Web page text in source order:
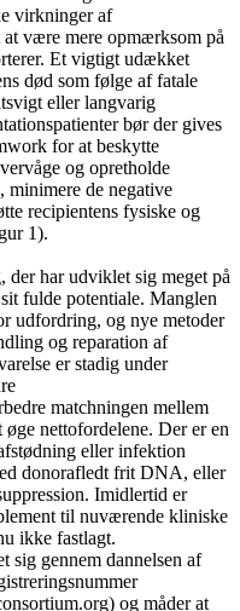
virkninger af
være mere opmærksom på
Et vigtigt udækket
død som følge af fatale
eller langvarig
bør der gives
for at beskytte
og opretholde
minimere de negative
recipientens fysiske og
1).
der har udviklet sig meget på
fulde potentiale. Manglen
udfordring, og nye metoder
og reparation af
er stadig under
matchningen mellem
nettofordelene. Der er en
eller infektion
donorafledt frit DNA, eller
Imidlertid er
til nuværende kliniske
ikke fastlagt.
sig gennem dannelsen af
og måder at